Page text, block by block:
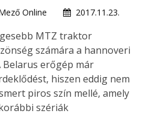
Online
2017.11.23.
MTZ traktor
számára a hannoveri
Belarus erőgép már
hiszen eddig nem
piros szín mellé, amely
szériák